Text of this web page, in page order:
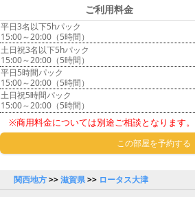
ご利用料金
平日3名以下5hパック
15:00～20:00（5時間）
土日祝3名以下5hパック
15:00～20:00（5時間）
平日5時間パック
15:00～20:00（5時間）
土日祝5時間パック
15:00～20:00（5時間）
※商用料金については別途ご相談となります。
この部屋を予約する
関西地方>>滋賀県>> ロータス大津